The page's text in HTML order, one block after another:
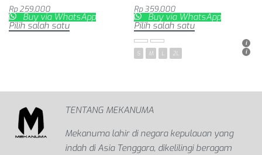
Buy via WhatsApp
Rp259,000
Pilih salah satu
S M L 2L
Buy via WhatsApp
Rp359,000
Pilih salah satu
Mekanuma lahir di negara kepulauan yang